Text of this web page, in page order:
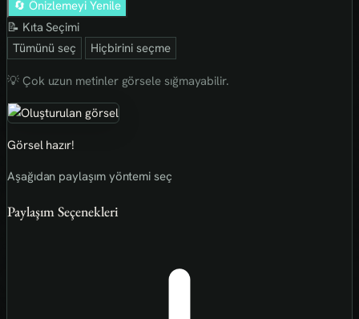
🔄 Önizlemeyi Yenile
📝 Kıta Seçimi
Tümünü seç
Hiçbirini seçme
💡 Çok uzun metinler görsele sığmayabilir.
Görsel hazır!
Aşağıdan paylaşım yöntemi seç
Paylaşım Seçenekleri